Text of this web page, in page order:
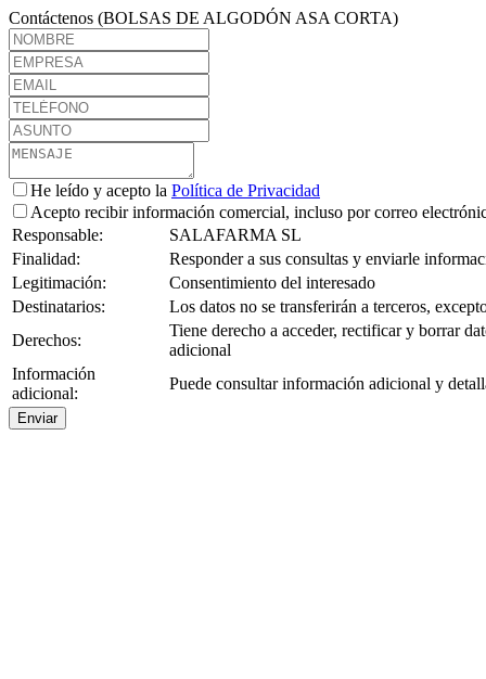
Contáctenos (BOLSAS DE ALGODÓN ASA CORTA)
He leído y acepto la Política de Privacidad
Acepto recibir información comercial, incluso por correo
Responsable:
SALAFARMA SL
Finalidad:
Responder a sus consultas y enviarle
Legitimación:
Consentimiento del interesado
Destinatarios:
Los datos no se transferirán a terceros,
Derechos:
Tiene derecho a acceder, rectificar y borrar
adicional
Información
adicional:
Puede consultar información adicional y
Enviar